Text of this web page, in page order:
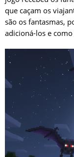
que caçam os
são os fantasmas,
adicioná-los e